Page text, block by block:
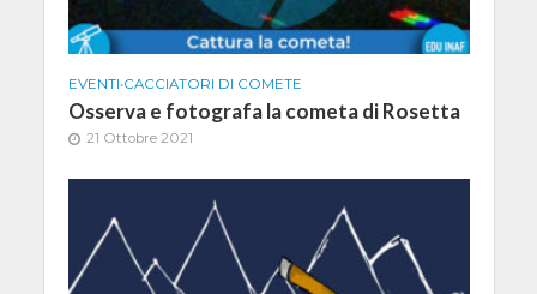
EVENTI•CACCIATORI DI COMETE
Osserva e fotografa la cometa di Rosetta
21 Ottobre 2021